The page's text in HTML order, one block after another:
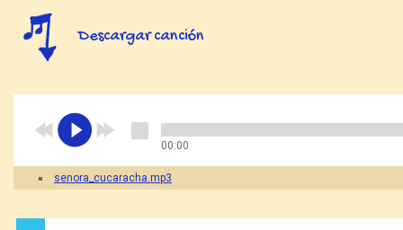
Descargar canción
00:00
senora_cucaracha.mp3